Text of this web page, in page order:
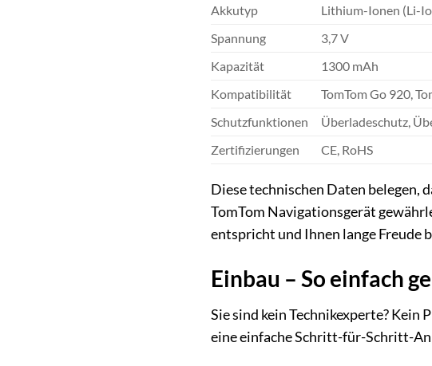
Akkutyp
Lithium-Ionen (Li-
Spannung
3,7 V
Kapazität
1300 mAh
Kompatibilität
TomTom Go 920,
Schutzfunktionen
Überladeschutz,
Zertifizierungen
CE, RoHS
Diese technischen Daten belegen,
TomTom Navigationsgerät
entspricht und Ihnen lange Freude
Einbau – So einfach
Sie sind kein Technikexperte?
eine einfache Schritt-für-Schritt-